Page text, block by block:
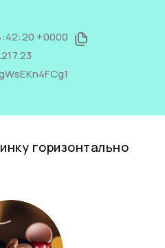
+0000
горизонтально